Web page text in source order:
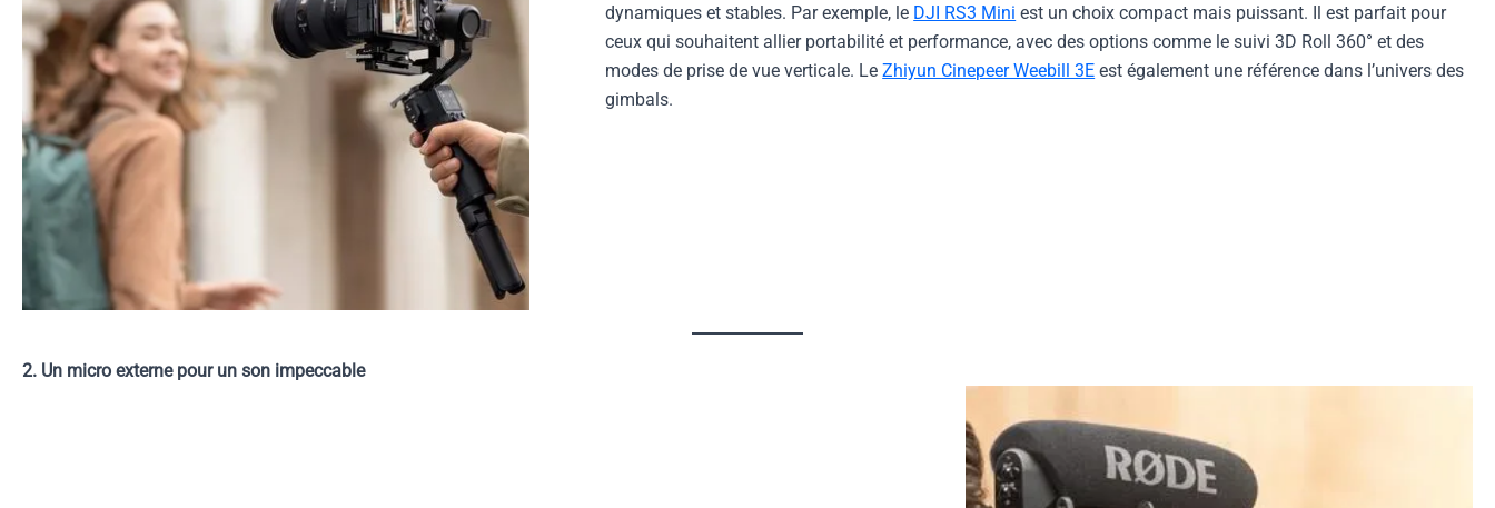
dynamiques et stables. Par exemple, le DJI RS3 Mini est un choix compact mais puissant. Il est parfait pour
ceux qui souhaitent allier portabilité et performance, avec des options comme le suivi 3D Roll 360° et des
modes de prise de vue verticale. LeZhiyun Cinepeer Weebill 3E est également une référence dans l’univers des
gimbals.
2. Un micro externe pour un son impeccable